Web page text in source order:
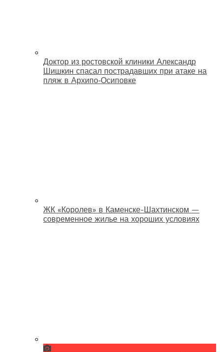
Доктор из ростовской клиники Александр
Шишкин спасал пострадавших при атаке на
пляж в Архипо‑Осиповке
ЖК «Королев» в Каменске-Шахтинском —
современное жилье на хороших условиях